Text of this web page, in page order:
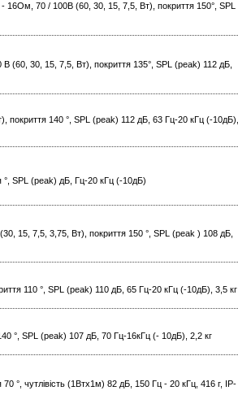
70 / 100В (60, 30, 15, 7,5, Вт), покриття 150°, SPL
30, 15, 7,5, Вт), покриття 135°, SPL (peak) 112 дБ,
140 °, SPL (peak) 112 дБ, 63 Гц-20 кГц (-10дБ),
SPL (peak) дБ, Гц-20 кГц (-10дБ)
15, 7,5, 3,75, Вт), покриття 150 °, SPL (peak ) 108 дБ,
110 °, SPL (peak) 110 дБ, 65 Гц-20 кГц (-10дБ), 3,5 кг
°, SPL (peak) 107 дБ, 70 Гц-16кГц (- 10дБ), 2,2 кг
°, чутлівість (1Втх1м) 82 дБ, 150 Гц - 20 кГц, 416 г, IP-